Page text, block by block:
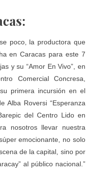
poco, la productora que
en Caracas para este 7
y su “Amor En Vivo”, en
Comercial Concresa,
primera incursión en el
Alba Roversi “Esperanza
del Centro Lido en
nosotros llevar nuestra
emocionante, no solo
de la capital, sino por
al público nacional.”